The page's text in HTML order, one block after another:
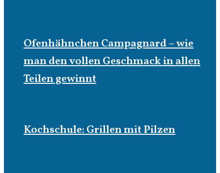
Ofenhähnchen Campagnard – wie
man den vollen Geschmack in allen
Teilen gewinnt
Kochschule: Grillen mit Pilzen